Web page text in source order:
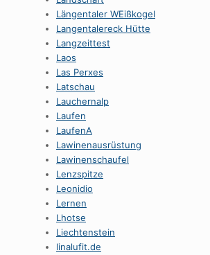
Längentaler WEißkogel
Langentalereck Hütte
Langzeittest
Laos
Las Perxes
Latschau
Lauchernalp
Laufen
LaufenA
Lawinenausrüstung
Lawinenschaufel
Lenzspitze
Leonidio
Lernen
Lhotse
Liechtenstein
linalufit.de